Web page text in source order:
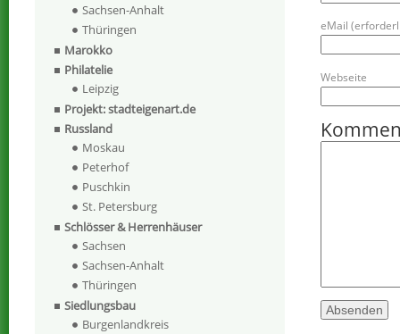
eMail
Webseite
Sachsen-Anhalt
Thüringen
Marokko
Philatelie
Leipzig
Projekt: stadteigenart.de
Russland
Moskau
Peterhof
Puschkin
St. Petersburg
Schlösser & Herrenhäuser
Sachsen
Sachsen-Anhalt
Thüringen
Siedlungsbau
Burgenlandkreis